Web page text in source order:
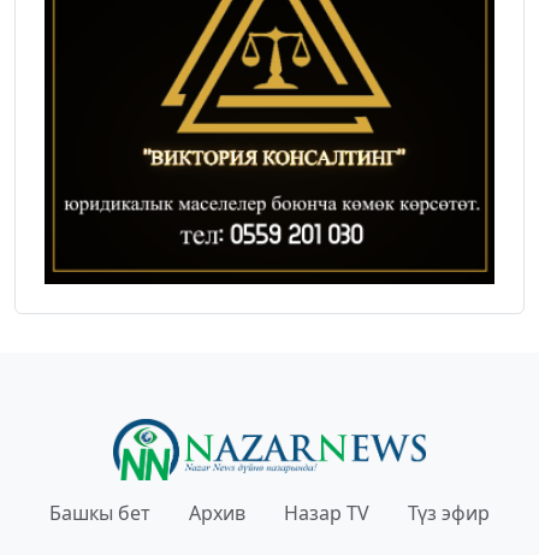
Башкы бет Архив Назар TV Түз эфир